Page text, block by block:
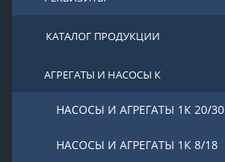
КАТАЛОГ ПРОДУКЦИИ
АГРЕГАТЫ И НАСОСЫ К
НАСОСЫ И АГРЕГАТЫ 1К 20/30
НАСОСЫ И АГРЕГАТЫ 1К 8/18